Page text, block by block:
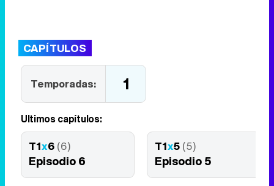
CAPÍTULOS
Temporadas: 1
Últimos capítulos:
T1x6 (6)
Episodio 6
T1x5 (5)
Episodio 5